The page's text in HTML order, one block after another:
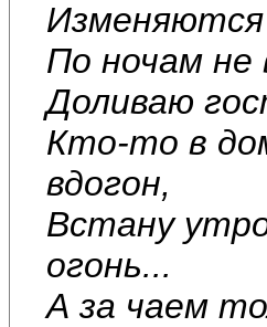
Изменяются
По ночам не
Доливаю
Кто-то в
вдогон,
Встану
огонь...
А за чаем